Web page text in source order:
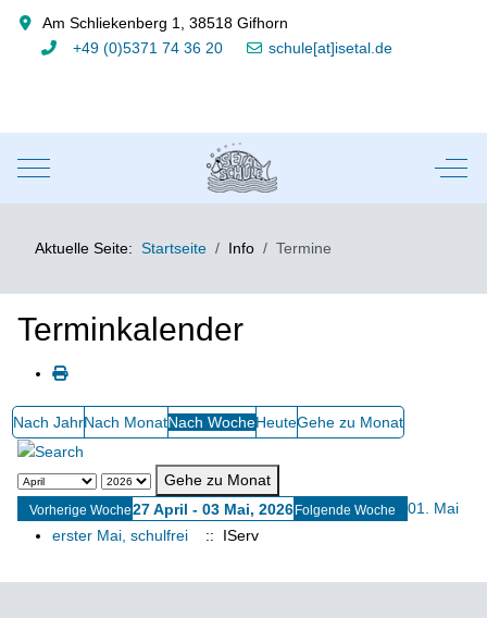
Am Schliekenberg 1, 38518 Gifhorn
+49 (0)5371 74 36 20
schule[at]isetal.de
Mobile Menu Toggle Off-
Aktuelle Seite:Startseite Info Termine
Terminkalender
Nach JahrNach MonatNach WocheHeuteGehe zu Monat
Gehe zu Monat
Vorherige Woche27 April - 03 Mai, 2026 Folgende Woche
01. Mai
erster Mai, schulfrei
:: IServ